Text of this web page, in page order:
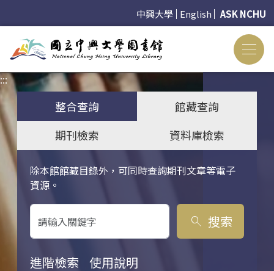
中興大學 English ASK NCHU
:::
整合查詢
館藏查詢
期刊檢索
資料庫檢索
除本館館藏目錄外，可同時查詢期刊文章等電子
資源。
關鍵字搜尋
search 搜索
進階檢索 使用說明